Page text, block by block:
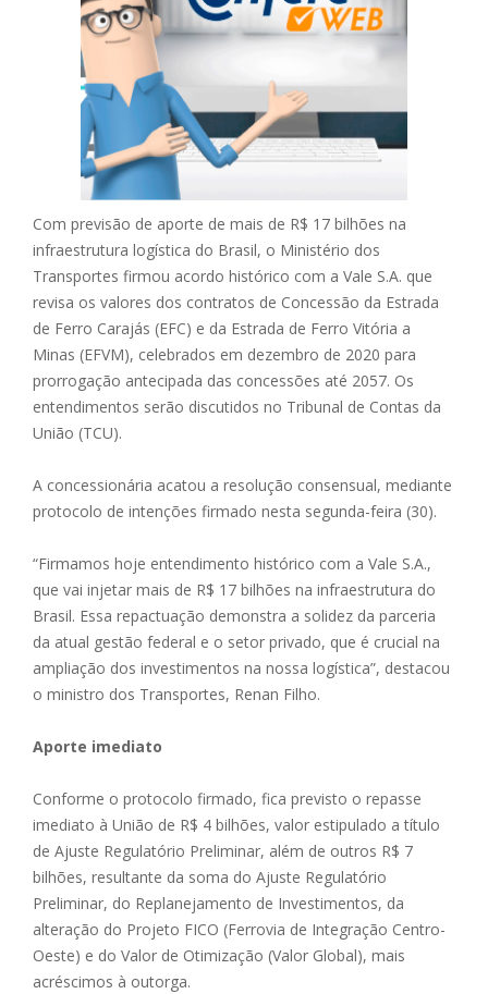
Com previsão de aporte de mais de R$ 17 bilhões na
infraestrutura logística do Brasil, o Ministério dos
Transportes firmou acordo histórico com a Vale S.A. que
revisa os valores dos contratos de Concessão da Estrada
de Ferro Carajás (EFC) e da Estrada de Ferro Vitória a
Minas (EFVM), celebrados em dezembro de 2020 para
prorrogação antecipada das concessões até 2057. Os
entendimentos serão discutidos no Tribunal de Contas da
União (TCU).
A concessionária acatou a resolução consensual, mediante
protocolo de intenções firmado nesta segunda-feira (30).
“Firmamos hoje entendimento histórico com a Vale S.A.,
que vai injetar mais de R$ 17 bilhões na infraestrutura do
Brasil. Essa repactuação demonstra a solidez da parceria
da atual gestão federal e o setor privado, que é crucial na
ampliação dos investimentos na nossa logística”, destacou
o ministro dos Transportes, Renan Filho.
Aporte imediato
Conforme o protocolo firmado, fica previsto o repasse
imediato à União de R$ 4 bilhões, valor estipulado a título
de Ajuste Regulatório Preliminar, além de outros R$ 7
bilhões, resultante da soma do Ajuste Regulatório
Preliminar, do Replanejamento de Investimentos, da
alteração do Projeto FICO (Ferrovia de Integração Centro-
Oeste) e do Valor de Otimização (Valor Global), mais
acréscimos à outorga.